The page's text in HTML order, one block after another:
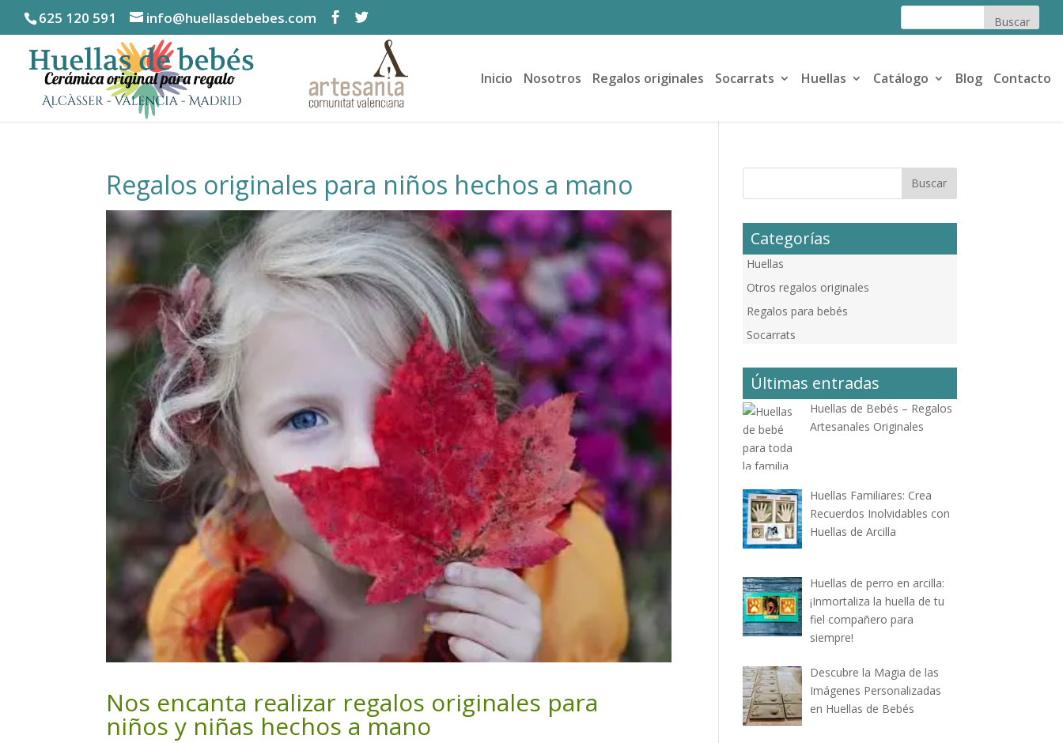
625 120 591 info@huellasdebebes.com
Inicio Nosotros Regalos originales Socarrats Huellas Catálogo Blog Contacto
Regalos originales para niños hechos a mano
Nos encanta realizar regalos originales para
niñosy niñas hechos a mano
Categorías
Huellas
Otros regalos originales
Regalos para bebés
Socarrats
Últimas entradas
Huellas de Bebés – Regalos
Artesanales Originales
Huellas Familiares: Crea
Recuerdos Inolvidables con
Huellas de Arcilla
Huellas de perro en arcilla:
¡Inmortaliza la huella de tu
fiel compañero para
siempre!
Descubre la Magia de las
Imágenes Personalizadas
en Huellas de Bebés